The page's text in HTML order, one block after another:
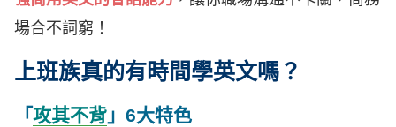
場合不詞窮！
上班族真的有時間學英文嗎？
「 攻其不背 」6大特色